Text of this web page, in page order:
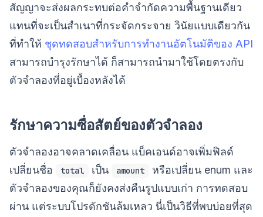
สัญญาจะส่งผลกระทบต่อคำจำกัดความพื้นฐานเดียว
แทนที่จะเป็นสำเนาที่กระจัดกระจาย วินัยแบบเดียวกัน
ที่ทำให้ ชุดทดสอบสำหรับการทำงานอัตโนมัติของ API
สามารถบำรุงรักษาได้ ก็สามารถนำมาใช้โดยตรงกับ
ตัวจำลองที่อยู่เบื้องหลังได้
รักษาความซื่อสัตย์ของตัวจำลอง
ตัวจำลองอาจคลาดเคลื่อน แบ็คเอนด์อาจเพิ่มฟิลด์
เปลี่ยนชื่อ
total เป็น amount
หรือเปลี่ยน enum และ
ตัวจำลองของคุณก็ยังคงส่งคืนรูปแบบเก่า การทดสอบ
ผ่าน แต่ระบบโปรดักชันล้มเหลว นี่เป็นวิธีที่พบบ่อยที่สุด